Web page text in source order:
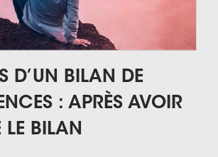
D’UN BILAN DE
: APRÈS AVOIR
LE BILAN